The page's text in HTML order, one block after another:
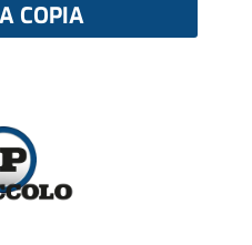
COPIA